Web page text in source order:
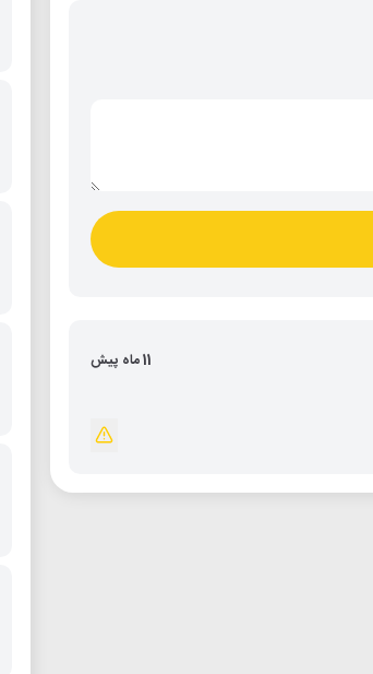
11 ماه پیش